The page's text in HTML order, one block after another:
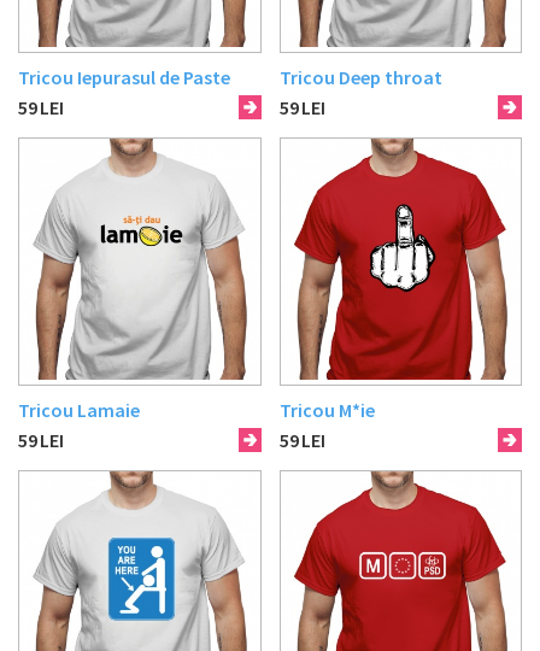
Tricou Iepurasul de Paste
59LEI
Tricou Deep throat
59LEI
Tricou Lamaie
59LEI
Tricou M*ie
59LEI